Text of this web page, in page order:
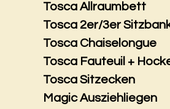
Tosca Allraumbett
Tosca 2er/3er
Tosca Chaiselongue
Tosca Fauteuil +
Tosca Sitzecken
Magic Ausziehliegen